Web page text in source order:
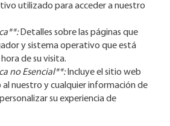
utilizado para acceder a nuestro
Detalles sobre las páginas que
y sistema operativo que está
de su visita.
no Esencial**:Incluye el sitio web
al nuestro y cualquier información de
su experiencia de